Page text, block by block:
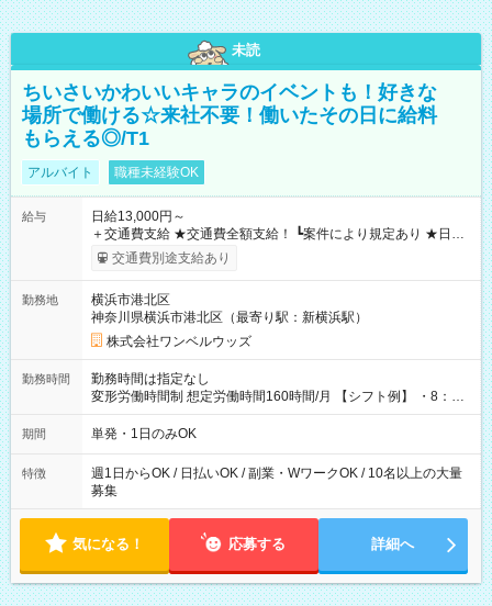
未読
ちいさいかわいいキャラのイベントも！好きな
場所で働ける☆来社不要！働いたその日に給料
もらえる◎/T1
アルバイト 職種未経験OK
給与
日給13,000円～
＋交通費支給 ★交通費全額支給！ ┗案件により規定あり ★日払
いOK！（規定あり） ┗働いたその日に現金GET♪ お仕事後はコ
ンビニATMから 日払い分を引き落とせます！ 【試用期間】試
交通費別途支給あり
勤務地
横浜市港北区
神奈川県横浜市港北区（最寄り駅：新横浜駅）
株式会社ワンベルウッズ
勤務時間
勤務時間は指定なし
変形労働時間制 想定労働時間160時間/月 【シフト例】 ・8：00
～21：00
期間 単発・1日のみOK
特徴
週1日からOK / 日払いOK / 副業・WワークOK / 10名以上の大量
募集
気になる！ 応募する 詳細へ